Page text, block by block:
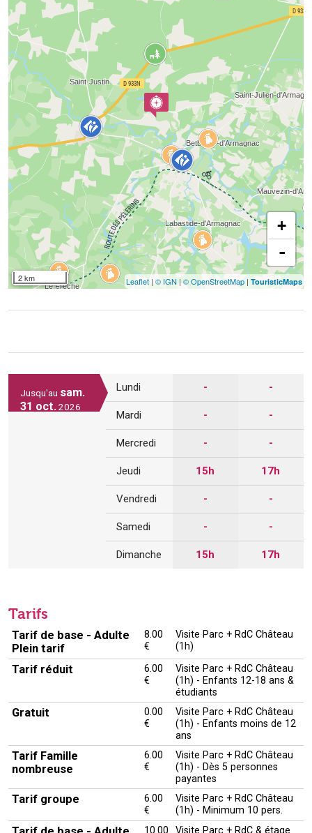
2 km
+
-
Leaflet | © IGN | © OpenStreetMap | TouristicMaps
Jusqu'au sam.
31 oct. 2026
Lundi - -
Mardi - -
Mercredi - -
Jeudi 15h 17h
Vendredi - -
Samedi - -
Dimanche 15h 17h
Tarifs
Tarif de base - Adulte
Plein tarif
8.00
€
Visite Parc + RdC Château
(1h)
Tarif réduit
6.00
€
Visite Parc + RdC Château
(1h) - Enfants 12-18 ans &
étudiants
Gratuit
0.00
€
Visite Parc + RdC Château
(1h) - Enfants moins de 12
ans
Tarif Famille
nombreuse
6.00
€
Visite Parc + RdC Château
(1h) - Dès 5 personnes
payantes
Tarif groupe
6.00
€
Visite Parc + RdC Château
(1h) - Minimum 10 pers.
10.00 Visite Parc + RdC & étage